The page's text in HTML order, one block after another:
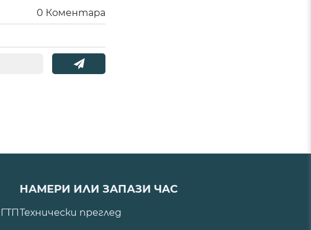
0 Коментара
НАМЕРИ ИЛИ ЗАПАЗИ ЧАС
Технически преглед